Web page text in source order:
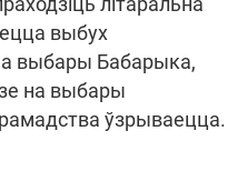
выбух
выбары Бабарыка,
на выбары
ўзрываецца.